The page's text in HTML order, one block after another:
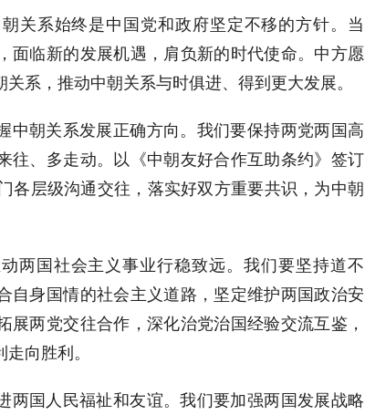
系始终是中国党和政府坚定不移的方针。当
面临新的发展机遇，肩负新的时代使命。中方愿
系，推动中朝关系与时俱进、得到更大发展。
关系发展正确方向。我们要保持两党两国高
往、多走动。以《中朝友好合作互助条约》签订
各层级沟通交往，落实好双方重要共识，为中朝
国社会主义事业行稳致远。我们要坚持道不
自身国情的社会主义道路，坚定维护两国政治安
展两党交往合作，深化治党治国经验交流互鉴，
向胜利。
人民福祉和友谊。我们要加强两国发展战略